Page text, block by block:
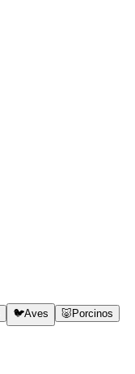
🐦Aves 🐷 Porcinos